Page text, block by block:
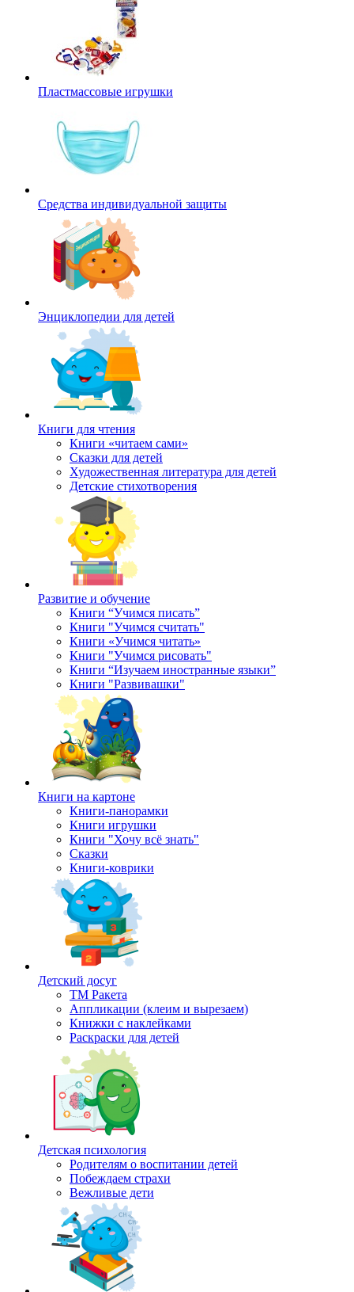
Пластмассовые игрушки
Средства индивидуальной защиты
Энциклопедии для детей
Книги для чтения
Книги «читаем сами»
Сказки для детей
Художественная литература для детей
Детские стихотворения
Развитие и обучение
Книги “Учимся писать”
Книги "Учимся считать"
Книги «Учимся читать»
Книги "Учимся рисовать"
Книги “Изучаем иностранные языки”
Книги "Развивашки"
Книги на картоне
Книги-панорамки
Книги игрушки
Книги "Хочу всё знать"
Сказки
Книги-коврики
Детский досуг
ТМ Ракета
Аппликации (клеим и вырезаем)
Книжки с наклейками
Раскраски для детей
Детская психология
Родителям о воспитании детей
Побеждаем страхи
Вежливые дети